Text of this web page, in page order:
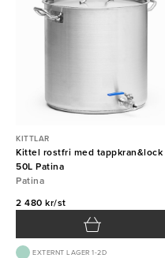
KITTLAR
Kittel rostfri med tappkran&lock
50L Patina
Patina
2 480 kr/st
EXTERNT LAGER 1-2D